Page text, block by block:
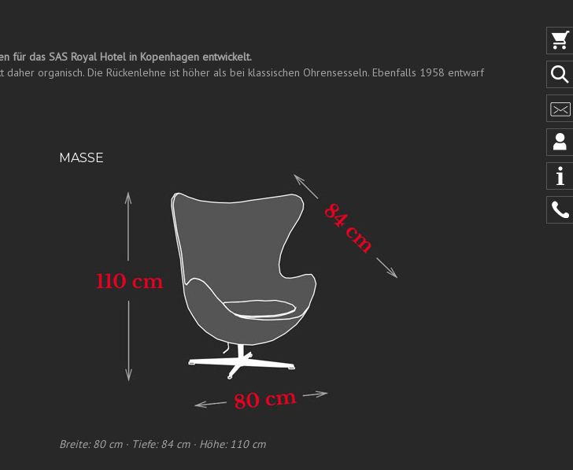
für das SAS Royal Hotel in Kopenhagen entwickelt.
organisch. Die Rückenlehne ist höher als bei klassischen Ohrensesseln. Ebenfalls 1958 entwarf
MASSE
Breite: 80 cm · Tiefe: 84 cm · Höhe: 110 cm